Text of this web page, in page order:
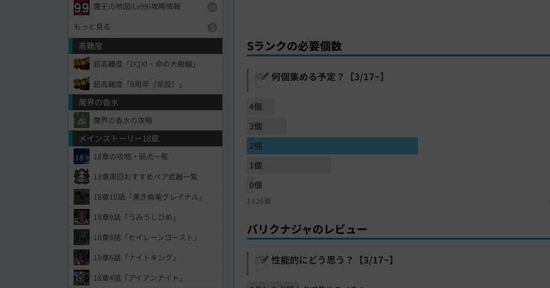
Sランクの必要個数
何個集める予定？【3/17~】
4個
3個
2個
1個
0個
1426票
バリクナジャのレビュー
性能的にどう思う？【3/17~】
魔王の地図(Lv99)攻略情報
もっと見る
高難度
超高難度「DQⅪ・命の大樹編」
超高難度「6周年（常設）」
魔界の香水
魔界の香水の攻略
メインストーリー18章
18章の攻略・弱点一覧
18章周回おすすめペア武器一覧
18章10話「黒き偽竜グレイナル」
18章9話「うみうしひめ」
18章8話「セイレーンゴースト」
18章6話「ナイトキング」
18章4話「アイアンナイト」